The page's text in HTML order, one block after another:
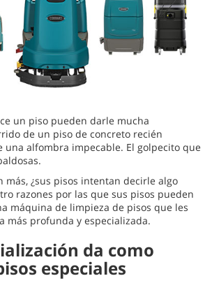
un piso pueden darle mucha
de un piso de concreto recién
una alfombra impecable. El golpecito que
más, ¿sus pisos intentan decirle algo
razones por las que sus pisos pueden
máquina de limpieza de pisos que les
más profunda y especializada.
da como
especiales